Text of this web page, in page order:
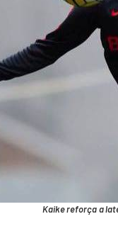
Kaike reforça a